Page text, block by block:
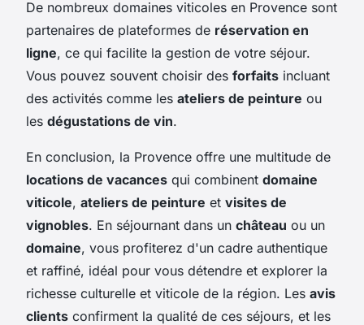
De nombreux domaines viticoles en Provence sont
partenaires de plateformes de réservation en
ligne, ce qui facilite la gestion de votre séjour.
Vous pouvez souvent choisir des forfaits incluant
des activités comme les ateliers de peinture ou
les dégustations de vin.
En conclusion, la Provence offre une multitude de
locations de vacances qui combinent domaine
viticole, ateliers de peinture et visites de
vignobles. En séjournant dans un château ou un
domaine, vous profiterez d'un cadre authentique
et raffiné, idéal pour vous détendre et explorer la
richesse culturelle et viticole de la région. Les avis
clients confirment la qualité de ces séjours, et les